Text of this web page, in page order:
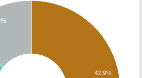
42,9%